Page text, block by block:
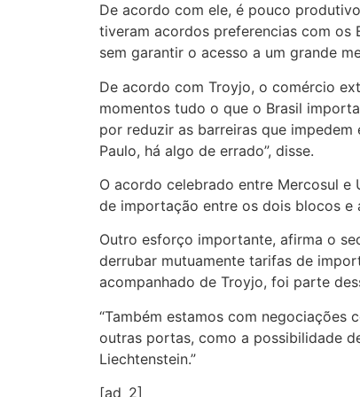
De acordo com ele, é pouco
tiveram acordos preferencias com os
sem garantir o acesso a um grande
De acordo com Troyjo, o comércio
momentos tudo o que o Brasil
por reduzir as barreiras que
Paulo, há algo de errado”, disse.
O acordo celebrado entre Mercosul e
de importação entre os dois blocos e
Outro esforço importante, afirma o
derrubar mutuamente tarifas de
acompanhado de Troyjo, foi parte
“Também estamos com negociações
outras portas, como a possibilidade
Liechtenstein.”
[ad_2]